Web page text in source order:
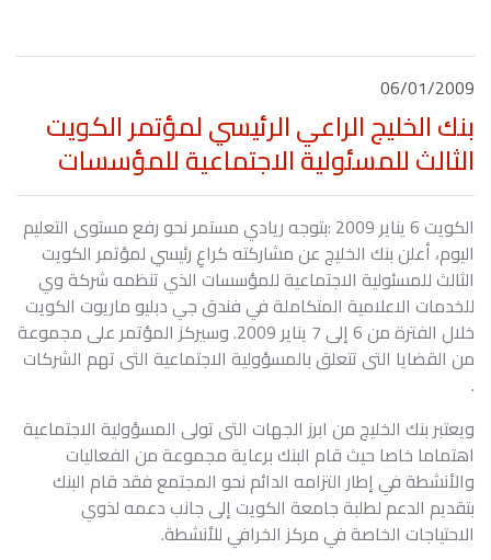
06/01/2009
بنك الخليج الراعي الرئيسي لمؤتمر الكويت
الثالث للمسئولية الاجتماعية للمؤسسات
الكويت 6 يناير 2009 :بتوجه ريادي مستمر نحو رفع مستوى التعليم
اليوم، أعلن بنك الخليج عن مشاركته كراعِ رئيسي لمؤتمر الكويت
الثالث للمسئولية الاجتماعية للمؤسسات الذي تنظمه شركة وي
للخدمات الاعلامية المتكاملة في فندق جي دبليو ماريوت الكويت
خلال الفترة من 6 إلى 7 يناير 2009. وسيركز المؤتمر على مجموعة
من القضايا التى تتعلق بالمسؤولية الاجتماعية التى تهم الشركات
.
ويعتبر بنك الخليج من ابرز الجهات التى تولى المسؤولية الاجتماعية
اهتماما خاصا حيث قام البنك برعاية مجموعة من الفعاليات
والأنشطة في إطار التزامه الدائم نحو المجتمع فقد قام البنك
بتقديم الدعم لطلبة جامعة الكويت إلى جانب دعمه لذوي
الاحتياجات الخاصة في مركز الخرافي للأنشطة.